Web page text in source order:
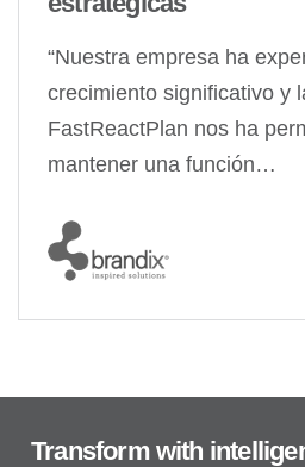
“Nuestra empresa ha
crecimiento significativo y
FastReactPlan nos ha
mantener una función…
Transform with